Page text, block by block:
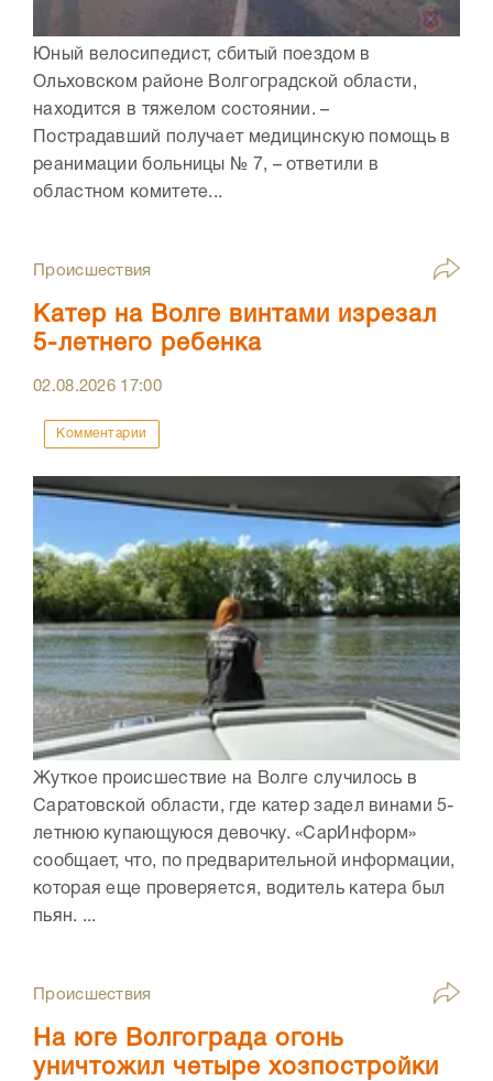
Юный велосипедист, сбитый поездом в
Ольховском районе Волгоградской области,
находится в тяжелом состоянии. –
Пострадавший получает медицинскую помощь в
реанимации больницы № 7, – ответили в
областном комитете...
Происшествия
Катер на Волге винтами изрезал
5-летнего ребенка
02.08.2026 17:00
Комментарии
Жуткое происшествие на Волге случилось в
Саратовской области, где катер задел винами 5-
летнюю купающуюся девочку. «СарИнформ»
сообщает, что, по предварительной информации,
которая еще проверяется, водитель катера был
пьян. ...
Происшествия
На юге Волгограда огонь
уничтожил четыре хозпостройки